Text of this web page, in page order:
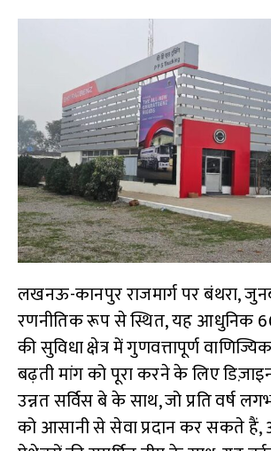
लखनऊ-कानपुर राजमार्ग पर बंथरा,
रणनीतिक रूप से स्थित, यह आधुनिक
की सुविधा क्षेत्र में गुणवत्तापूर्ण
बढ़ती मांग को पूरा करने के लिए
उन्नत सर्विस बे के साथ, जो प्रति वर्ष
को आसानी से सेवा प्रदान कर सकते हैं,